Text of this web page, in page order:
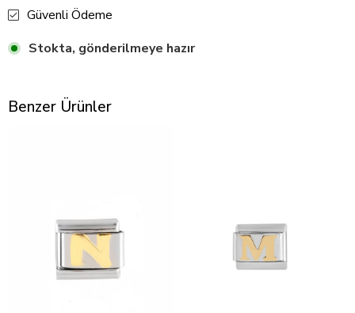
Güvenli Ödeme
Stokta, gönderilmeye hazır
Benzer Ürünler